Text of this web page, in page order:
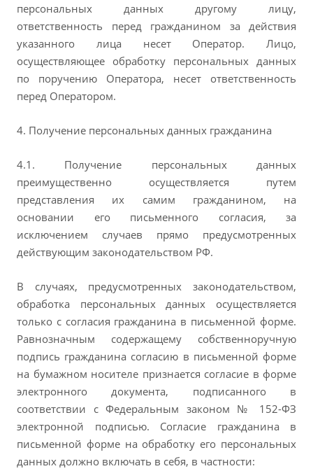
персональных данных другому лицу,
ответственность перед гражданином за действия
указанного лица несет Оператор. Лицо,
осуществляющее обработку персональных данных
по поручению Оператора, несет ответственность
перед Оператором.
4. Получение персональных данных гражданина
4.1. Получение персональных данных
преимущественно осуществляется путем
представления их самим гражданином, на
основании его письменного согласия, за
исключением случаев прямо предусмотренных
действующим законодательством РФ.
В случаях, предусмотренных законодательством,
обработка персональных данных осуществляется
только с согласия гражданина в письменной форме.
Равнозначным содержащему собственноручную
подпись гражданина согласию в письменной форме
на бумажном носителе признается согласие в форме
электронного документа, подписанного в
соответствии с Федеральным законом № 152-ФЗ
электронной подписью. Согласие гражданина в
письменной форме на обработку его персональных
данных должно включать в себя, в частности: